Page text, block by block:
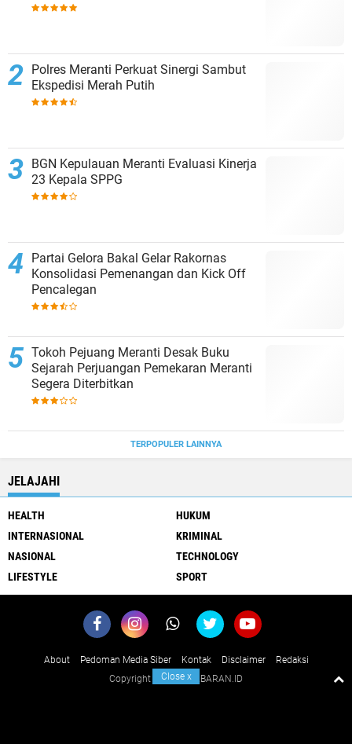
Polres Meranti Perkuat Sinergi Sambut
Ekspedisi Merah Putih
BGN Kepulauan Meranti Evaluasi Kinerja
23 Kepala SPPG
Partai Gelora Bakal Gelar Rakornas
Konsolidasi Pemenangan dan Kick Off
Pencalegan
Tokoh Pejuang Meranti Desak Buku
Sejarah Perjuangan Pemekaran Meranti
Segera Diterbitkan
TERPOPULER LAINNYA
JELAJAHI
HEALTH
HUKUM
INTERNASIONAL
KRIMINAL
NASIONAL
TECHNOLOGY
LIFESTYLE
SPORT
About Pedoman Media Siber Kontak Disclaimer
Redaksi
Copyright ©2026 KABARAN.ID
Close x